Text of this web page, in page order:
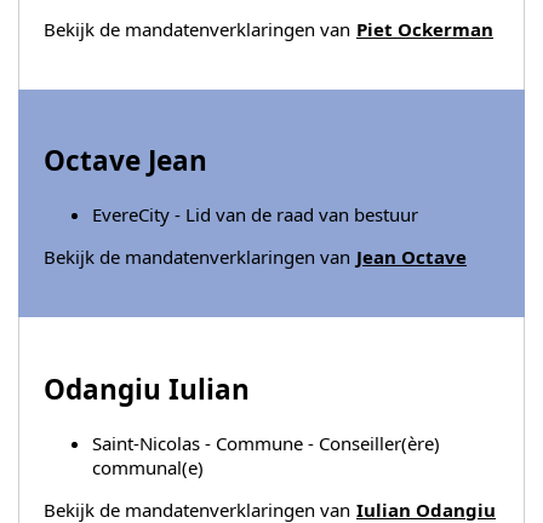
Bekijk de mandatenverklaringen van Piet Ockerman
Octave Jean
EvereCity - Lid van de raad van bestuur
Bekijk de mandatenverklaringen van Jean Octave
Odangiu Iulian
Saint-Nicolas - Commune - Conseiller(ère)
communal(e)
Bekijk de mandatenverklaringen van Iulian Odangiu